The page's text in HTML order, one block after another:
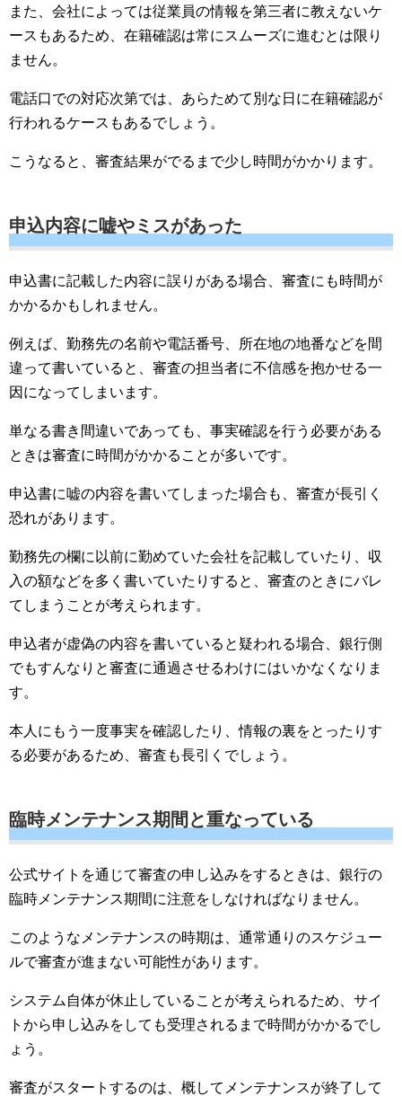
また、会社によっては従業員の情報を第三者に教えないケ
ースもあるため、在籍確認は常にスムーズに進むとは限り
ません。
電話口での対応次第では、あらためて別な日に在籍確認が
行われるケースもあるでしょう。
こうなると、審査結果がでるまで少し時間がかかります。
申込内容に嘘やミスがあった
申込書に記載した内容に誤りがある場合、審査にも時間が
かかるかもしれません。
例えば、勤務先の名前や電話番号、所在地の地番などを間
違って書いていると、審査の担当者に不信感を抱かせる一
因になってしまいます。
単なる書き間違いであっても、事実確認を行う必要がある
ときは審査に時間がかかることが多いです。
申込書に嘘の内容を書いてしまった場合も、審査が長引く
恐れがあります。
勤務先の欄に以前に勤めていた会社を記載していたり、収
入の額などを多く書いていたりすると、審査のときにバレ
てしまうことが考えられます。
申込者が虚偽の内容を書いていると疑われる場合、銀行側
でもすんなりと審査に通過させるわけにはいかなくなりま
す。
本人にもう一度事実を確認したり、情報の裏をとったりす
る必要があるため、審査も長引くでしょう。
臨時メンテナンス期間と重なっている
公式サイトを通じて審査の申し込みをするときは、銀行の
臨時メンテナンス期間に注意をしなければなりません。
このようなメンテナンスの時期は、通常通りのスケジュー
ルで審査が進まない可能性があります。
システム自体が休止していることが考えられるため、サイ
トから申し込みをしても受理されるまで時間がかかるでし
ょう。
審査がスタートするのは、概してメンテナンスが終了して